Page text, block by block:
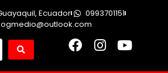
Ecuador
0993701151